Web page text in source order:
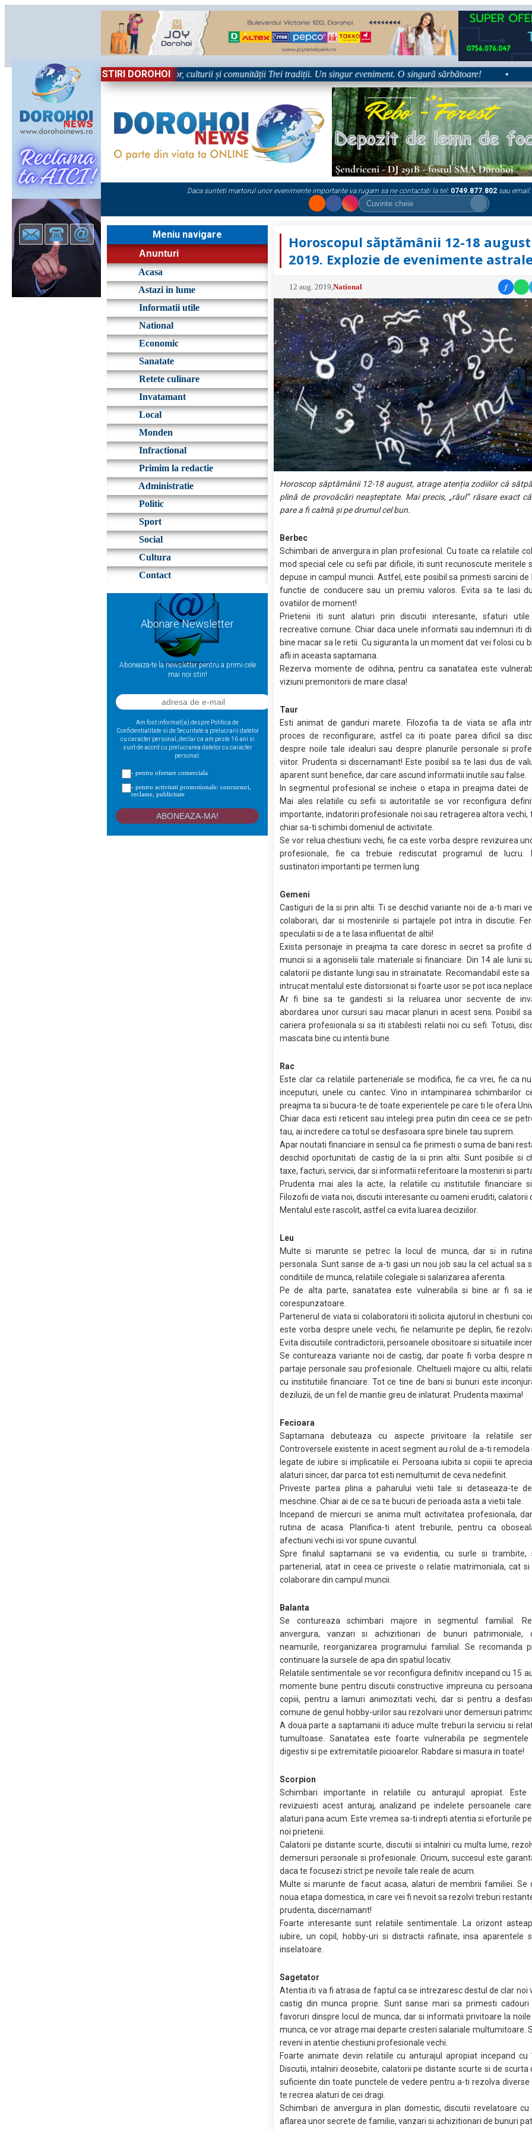
STIRI DOROHOI
– trei zile dedicate tradițiilor, culturii și comunității Trei tradiții. Un singur eveniment. O singură sărbătoare! •
Daca sunteti martorul unor evenimente importante va rugam sa ne contactati la tel: 0749.877.802 sau email:
Meniu navigare
Anunturi
Acasa
Astazi in lume
Informatii utile
National
Economic
Sanatate
Retete culinare
Invatamant
Local
Monden
Infractional
Primim la redactie
Administratie
Politic
Sport
Social
Cultura
Contact
Abonare Newsletter
Aboneaza-te la newsletter pentru a primi cele
mai noi stiri!
Am fost informat(a) despre Politica de
Confidentialitate si de Securitate a prelucrarii datelor
cu caracter personal, declar ca am peste 16 ani si
sunt de acord cu prelucrarea datelor cu caracter
personal:
- pentru ofertare comerciala
- pentru activitati promotionale: concursuri,
reclame, publicitate
Horoscopul săptămânii 12-18 august
2019. Explozie de evenimente
12 aug. 2019 ,National f
Horoscop săptămânii 12-18 august, atrage atenția zodiilor că
plină de provoăcări neașteptate. Mai precis, „răul” răsare exact
pare a fi calmă și pe drumul cel bun.
Berbec
Schimbari de anvergura in plan profesional. Cu toate ca relatiile
mod special cele cu sefii par dificile, iti sunt recunoscute meritele
depuse in campul muncii. Astfel, este posibil sa primesti sarcini de
functie de conducere sau un premiu valoros. Evita sa te lasi
ovatiilor de moment!
Prietenii iti sunt alaturi prin discutii interesante, sfaturi
recreative comune. Chiar daca unele informatii sau indemnuri iti
bine macar sa le retii. Cu siguranta la un moment dat vei folosi cu
afli in aceasta saptamana.
Rezerva momente de odihna, pentru ca sanatatea este
viziuni premonitorii de mare clasa!
Taur
Esti animat de ganduri marete. Filozofia ta de viata se afla
proces de reconfigurare, astfel ca iti poate parea dificil sa
despre noile tale idealuri sau despre planurile personale si
viitor. Prudenta si discernamant! Este posibil sa te lasi dus de
aparent sunt benefice, dar care ascund informatii inutile sau false.
In segmentul profesional se incheie o etapa in preajma datei de
Mai ales relatiile cu sefii si autoritatile se vor reconfigura
importante, indatoriri profesionale noi sau retragerea altora vechi,
chiar sa-ti schimbi domeniul de activitate.
Se vor relua chestiuni vechi, fie ca este vorba despre revizuirea
profesionale, fie ca trebuie rediscutat programul de lucru.
sustinatori importanti pe termen lung.
Gemeni
Castiguri de la si prin altii. Ti se deschid variante noi de a-ti mari
colaborari, dar si mostenirile si partajele pot intra in discutie.
speculatii si de a te lasa influentat de altii!
Exista personaje in preajma ta care doresc in secret sa profite
muncii si a agoniselii tale materiale si financiare. Din 14 ale lunii
calatorii pe distante lungi sau in strainatate. Recomandabil este
intrucat mentalul este distorsionat si foarte usor se pot isca
Ar fi bine sa te gandesti si la reluarea unor secvente de
abordarea unor cursuri sau macar planuri in acest sens. Posibil
cariera profesionala si sa iti stabilesti relatii noi cu sefi. Totusi,
mascata bine cu intentii bune.
Rac
Este clar ca relatiile parteneriale se modifica, fie ca vrei, fie ca
inceputuri, unele cu cantec. Vino in intampinarea schimbarilor
preajma ta si bucura-te de toate experientele pe care ti le ofera
Chiar daca esti reticent sau intelegi prea putin din ceea ce se
tau, ai incredere ca totul se desfasoara spre binele tau suprem.
Apar noutati financiare in sensul ca fie primesti o suma de bani
deschid oportunitati de castig de la si prin altii. Sunt posibile si
taxe, facturi, servicii, dar si informatii referitoare la mosteniri si
Prudenta mai ales la acte, la relatiile cu institutiile financiare
Filozofii de viata noi, discutii interesante cu oameni eruditi, calatorii
Mentalul este rascolit, astfel ca evita luarea deciziilor.
Leu
Multe si marunte se petrec la locul de munca, dar si in
personala. Sunt sanse de a-ti gasi un nou job sau la cel actual sa
conditiile de munca, relatiile colegiale si salarizarea aferenta.
Pe de alta parte, sanatatea este vulnerabila si bine ar fi sa
corespunzatoare.
Partenerul de viata si colaboratorii iti solicita ajutorul in chestiuni
este vorba despre unele vechi, fie nelamurite pe deplin, fie
Evita discutiile contradictorii, persoanele obositoare si situatiile
Se contureaza variante noi de castig, dar poate fi vorba despre
partaje personale sau profesionale. Cheltuieli majore cu altii,
cu institutiile financiare. Tot ce tine de bani si bunuri este
deziluzii, de un fel de mantie greu de inlaturat. Prudenta maxima!
Fecioara
Saptamana debuteaza cu aspecte privitoare la relatiile
Controversele existente in acest segment au rolul de a-ti remodela
legate de iubire si implicatiile ei. Persoana iubita si copiii te
alaturi sincer, dar parca tot esti nemultumit de ceva nedefinit.
Priveste partea plina a paharului vietii tale si detaseaza-te
meschine. Chiar ai de ce sa te bucuri de perioada asta a vietii tale.
Incepand de miercuri se anima mult activitatea profesionala,
rutina de acasa. Planifica-ti atent treburile, pentru ca
afectiuni vechi isi vor spune cuvantul.
Spre finalul saptamanii se va evidentia, cu surle si trambite,
partenerial, atat in ceea ce priveste o relatie matrimoniala, cat si
colaborare din campul muncii.
Balanta
Se contureaza schimbari majore in segmentul familial.
anvergura, vanzari si achizitionari de bunuri patrimoniale,
neamurile, reorganizarea programului familial. Se recomanda
continuare la sursele de apa din spatiul locativ.
Relatiile sentimentale se vor reconfigura definitiv incepand cu 15
momente bune pentru discutii constructive impreuna cu
copiii, pentru a lamuri animozitati vechi, dar si pentru a
comune de genul hobby-urilor sau rezolvarii unor demersuri
A doua parte a saptamanii iti aduce multe treburi la serviciu si
tumultoase. Sanatatea este foarte vulnerabila pe segmentele
digestiv si pe extremitatile picioarelor. Rabdare si masura in toate!
Scorpion
Schimbari importante in relatiile cu anturajul apropiat. Este
revizuiesti acest anturaj, analizand pe indelete persoanele
alaturi pana acum. Este vremea sa-ti indrepti atentia si eforturile
noi prietenii.
Calatorii pe distante scurte, discutii si intalniri cu multa lume,
demersuri personale si profesionale. Oricum, succesul este
daca te focusezi strict pe nevoile tale reale de acum.
Multe si marunte de facut acasa, alaturi de membrii familiei. Se
noua etapa domestica, in care vei fi nevoit sa rezolvi treburi
prudenta, discernamant!
Foarte interesante sunt relatiile sentimentale. La orizont
iubire, un copil, hobby-uri si distractii rafinate, insa aparentele
inselatoare.
Sagetator
Atentia iti va fi atrasa de faptul ca se intrezaresc destul de clar noi
castig din munca proprie. Sunt sanse mari sa primesti cadouri
favoruri dinspre locul de munca, dar si informatii privitoare la
munca, ce vor atrage mai departe cresteri salariale multumitoare.
reveni in atentie chestiuni profesionale vechi.
Foarte animate devin relatiile cu anturajul apropiat incepand cu
Discutii, intalniri deosebite, calatorii pe distante scurte si de scurta
suficiente din toate punctele de vedere pentru a-ti rezolva diverse
te recrea alaturi de cei dragi.
Schimbari de anvergura in plan domestic, discutii revelatoare cu
aflarea unor secrete de familie, vanzari si achizitionari de bunuri